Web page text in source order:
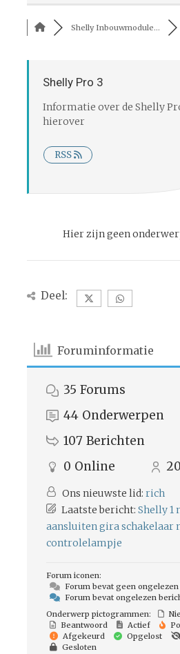
Shelly Inbouwmodule...
Shelly Pro 3
Informatie over de Shelly
hierover
RSS
Hier zijn geen
Deel:
Foruminformatie
35 Forums
44 Onderwerpen
107 Berichten
0 Online
Ons nieuwste lid: rich
Laatste bericht: Shelly 1
aansluiten gira schakelaar
controlelampje
Forum iconen:
Forum bevat geen
Forum bevat ongelezen
Onderwerp pictogrammen:
Beantwoord
Actief
Afgekeurd
Opgelost
Gesloten